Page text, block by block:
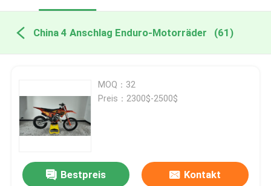
China 4 Anschlag Enduro-Motorräder (61)
MOQ：32
Preis：2300$-2500$
Bestpreis Kontakt